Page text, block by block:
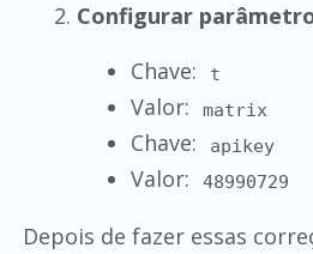
Configurar
Chave:
t
Valor: matrix
Chave: apikey
Valor: 48990729
Depois de fazer essas